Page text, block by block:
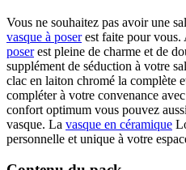
Vous ne souhaitez pas avoir une
vasque à poserest faite pour vous.
poserest pleine de charme et de
supplément de séduction à votre
clac en laiton chromé la complète
compléter à votre convenance
confort optimum vous pouvez
vasque. La vasque en céramique
personnelle et unique à votre